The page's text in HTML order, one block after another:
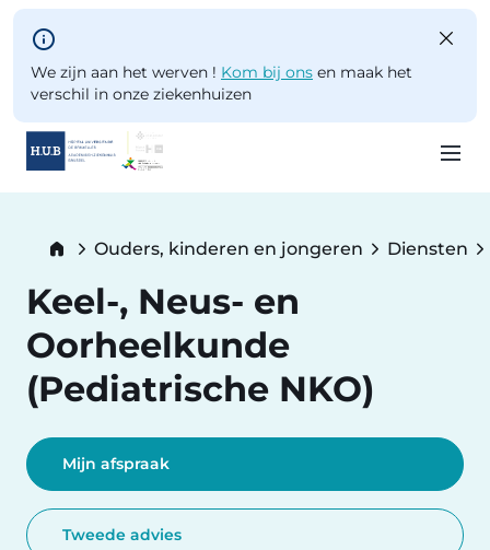
Skip to main content
We zijn aan het werven ! Kom bij ons en maak het
verschil in onze ziekenhuizen
content
Breadcrumb
Ouders, kinderen en jongeren Diensten
Keel-, Neus- en
Oorheelkunde
(Pediatrische NKO)
Mijn afspraak
Tweede advies